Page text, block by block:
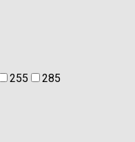
255 285